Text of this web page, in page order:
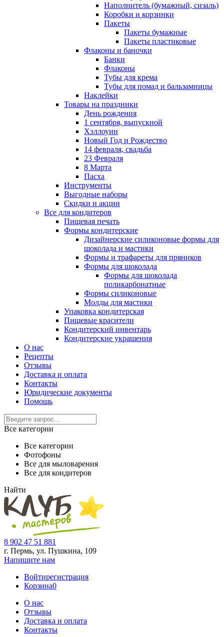
Наполнитель (бумажный, сизаль)
Коробки и корзинки
Пакеты
Пакеты бумажные
Пакеты пластиковые
Флаконы и баночки
Банки
Флаконы
Тубы для крема
Тубы для помад и бальзамницы
Наклейки
Товары на праздники
День рождения
1 сентября, выпускной
Хэллоуин
Новый Год и Рождество
14 февраля, свадьба
23 Февраля
8 Марта
Пасха
Инструменты
Выгодные наборы
Скидки и акции
Все для кондитеров
Пищевая печать
Формы кондитерские
Дизайнерские силиконовые формы для
шоколада и мастики
Формы и трафареты для пряников
Формы для шоколада
Формы для шоколада
поликарбонатные
Формы силиконовые
Молды для мастики
Упаковка кондитерская
Пищевые красители
Кондитерский инвентарь
Кондитерские украшения
О нас
Рецепты
Отзывы
Доставка и оплата
Контакты
Юридические документы
Помощь
Все категории
Все категории
Фотофоны
Все для мыловарения
Все для кондитеров
Найти
8 902 47 51 881
г. Пермь, ул. Пушкина, 109
Напишите нам
Войтирегистрация
Корзина0
О нас
Отзывы
Доставка и оплата
Контакты